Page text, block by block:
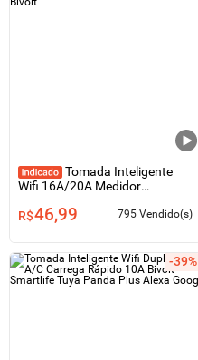
Tomada Inteligente
Wifi 16A/20A Medidor
Alexa Google Tuya Comando
R$46,99 795 Vendido(s)
-39%